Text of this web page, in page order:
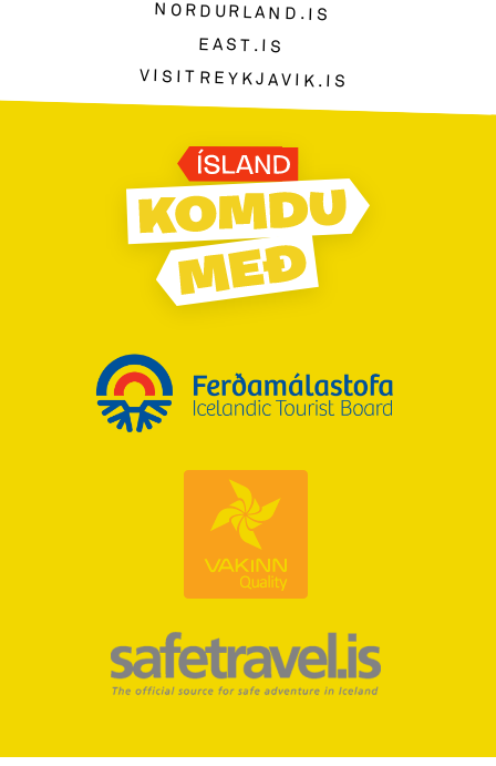
NORDURLAND.IS
EAST.IS
VISITREYKJAVIK.IS